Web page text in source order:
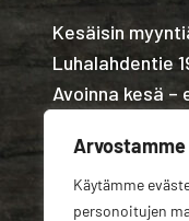
Käytämme
personoitujen
Kesäisin
Luhalahdentie
Avoinna kesä –